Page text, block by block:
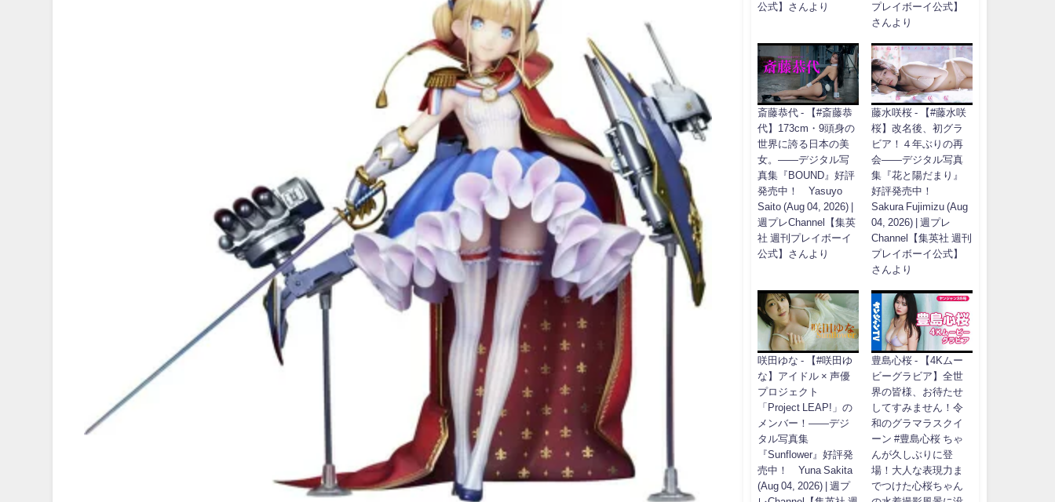
公式】さんより
プレイボーイ公式】
さんより
斎藤恭代 - 【#斎藤恭
代】173cm・9頭身の
世界に誇る日本の美
女。――デジタル写
真集『BOUND』好評
発売中！ Yasuyo
Saito (Aug 04, 2026) |
週プレChannel【集英
社 週刊プレイボーイ
公式】さんより
藤水咲桜 - 【#藤水咲
桜】改名後、初グラ
ビア！４年ぶりの再
会――デジタル写真
集『花と陽だまり』
好評発売中！
Sakura Fujimizu (Aug
04, 2026) | 週プレ
Channel【集英社 週刊
プレイボーイ公式】
さんより
咲田ゆな - 【#咲田ゆ
な】アイドル × 声優
プロジェクト
「Project LEAP!」の
メンバー！――デジ
タル写真集
『Sunflower』好評発
売中！ Yuna Sakita
(Aug 04, 2026) | 週プ
豊島心桜 - 【4Kムー
ビーグラビア】全世
界の皆様、お待たせ
してすみません！令
和のグラマラスクイ
ーン #豊島心桜 ちゃ
んが久しぶりに登
場！大人な表現力ま
でつけた心桜ちゃん